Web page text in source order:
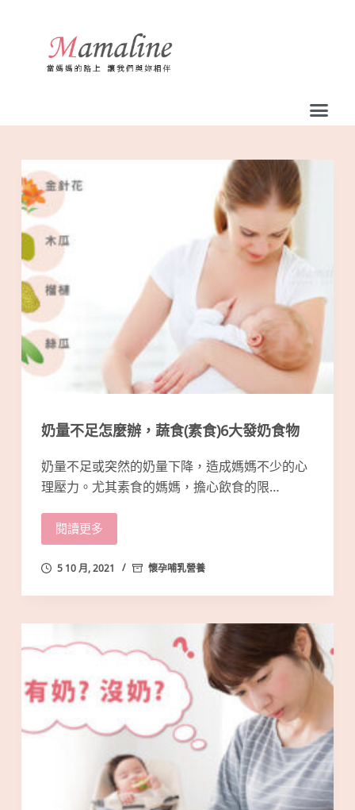
容
奶量不足怎麼辦，蔬食(素食)6大發奶食物
奶量不足或突然的奶量下降，造成媽媽不少的心
理壓力。尤其素食的媽媽，擔心飲食的限…
閱讀更多
5 10 月, 2021 懷孕哺乳營養